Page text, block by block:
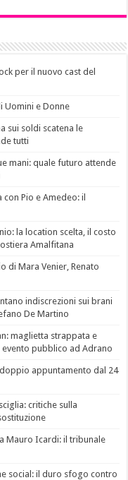
per il nuovo cast del
Uomini e Donne
sui soldi scatena le
tutti
mani: quale futuro attende
con Pio e Amedeo: il
la location scelta, il costo
Amalfitana
di Mara Venier, Renato
indiscrezioni sui brani
De Martino
maglietta strappata e
pubblico ad Adrano
appuntamento dal 24
critiche sulla
Mauro Icardi: il tribunale
social: il duro sfogo contro